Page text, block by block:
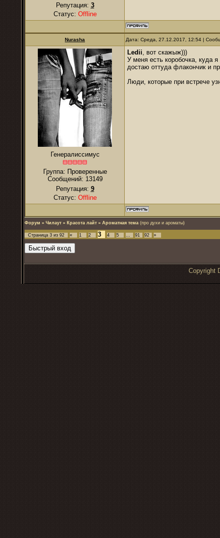
Репутация: 3
Статус: Offline
Nurаsha Дата: Среда, 27.12.2017, 12:54 |
Генералиссимус
Группа: Проверенные
Сообщений: 13149
Репутация: 9
Статус: Offline
Ledii, вот скажыж)))
У меня есть коробочка, куда
достаю оттуда флакончик и
Люди, которые при встрече
Форум » Чилаут » Красота лайт » Ароматная тема (про духи и ароматы)
Страница 3 из 92 « 1 2 3 4 5 … 91 92 »
Copyright